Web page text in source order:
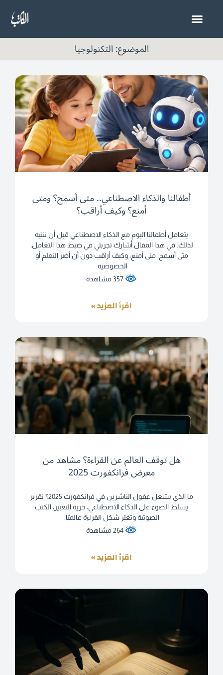
الموضوع: التكنولوجيا
أطفالنا والذكاء الاصطناعي.. متى أسمح؟ ومتى
أمنع؟ وكيف أراقب؟
يتعامل أطفالنا اليوم مع الذكاء الاصطناعي قبل أن ننتبه
لذلك. في هذا المقال أشارك تجربتي في ضبط هذا التعامل،
متى أسمح، متى أمنع، وكيف أراقب دون أن أضر التعلم أو
الخصوصية.
اقرأ المزيد »
هل توقف العالم عن القراءة؟ مشاهد من
معرض فرانكفورت 2025
ما الذي يشغل عقول الناشرين في فرانكفورت 2025؟ تقرير
يسلط الضوء على الذكاء الاصطناعي، حرية التعبير، الكتب
الصوتية وتغيّر شكل القراءة عالميًا.
اقرأ المزيد »